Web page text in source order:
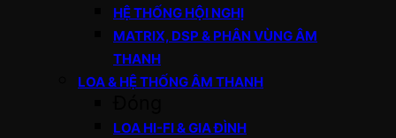
HỆ THỐNG HỘI NGHỊ
MATRIX, DSP & PHÂN VÙNG ÂM
THANH
LOA & HỆ THỐNG ÂM THANH
LOA HI-FI & GIA ĐÌNH